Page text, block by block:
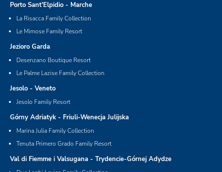
Porto Sant'Elpidio - Marche
La Risacca Family Collection
Le Mimose Family Resort
Jezioro Garda
Desenzano Boutique Resort
Le Palme Lazise Family Collection
Jesolo - Veneto
Jesolo Family Resort
Górny Adriatyk - Friuli-Wenecja Julijska
Marina Julia Family Collection
Tenuta Primero Grado Family Resort
Val di Fiemme i Valsugana - Trydencie-Górnej Adydze